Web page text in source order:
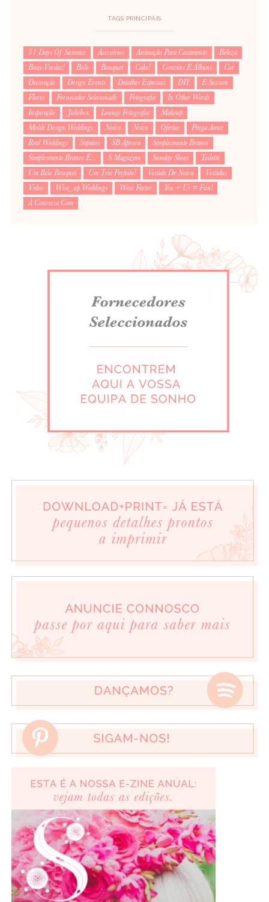
TAGS PRINCIPAIS
31 Days Of Summer Acessórios Animação Para Casamento
Beleza
Boas-Vindas!
Bolo Bouquet Cake! Convites E Álbuns
Cor
Decoração
Design Events Detalhes Especiais DIY
E-Session
Flores
Fornecedor Selecionado Fotografia
In Other Words
Inspiração
Jukebox Lounge Fotografia
Makeup
Molde Design Weddings
Noiva Noivo Ofertas
Pinga Amor
Real Weddings
Sapatos SB Aprova
Simplesmente Branco
Simplesmente Branco É...
S Magazine Sunday Shoes
Toilette
Um Belo Bouquet
Um Trio Perfeito! Vestido De Noiva
Vestidus
Video
Wise_up Weddings Wow Factor
You + Us = Fun!
À Conversa Com